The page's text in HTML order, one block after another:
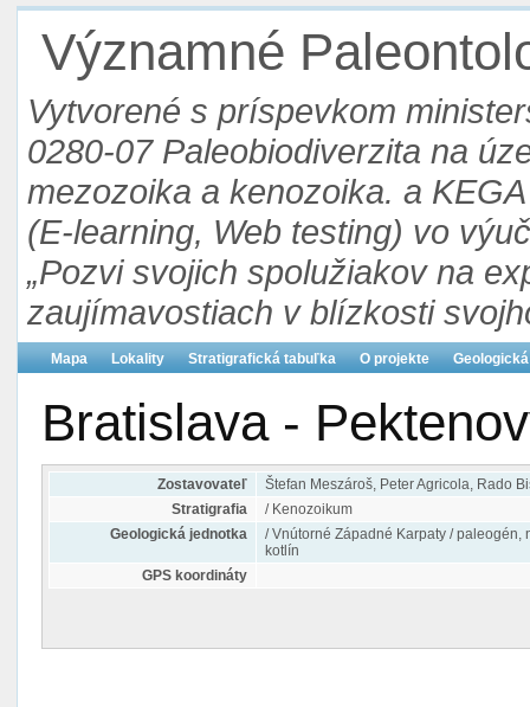
Významné
Vytvorené s príspevkom
0280-07 Paleobiodiverzita na
mezozoika a kenozoika. a
(E-learning, Web testing) vo
„Pozvi svojich spolužiakov na
zaujímavostiach v blízkosti
Mapa Lokality Stratigrafická tabuľka O projekte
Bratislava -
Zostavovateľ
Štefan Meszároš, Peter Agricola, Rado
Stratigrafia
/ Kenozoikum
Geologická jednotka
/ Vnútorné Západné Karpaty / paleogén,
kotlín
GPS koordináty